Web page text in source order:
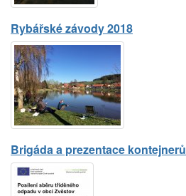
Rybářské závody 2018
Brigáda a prezentace kontejnerů